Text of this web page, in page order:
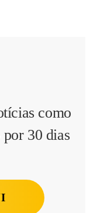
como
30 dias